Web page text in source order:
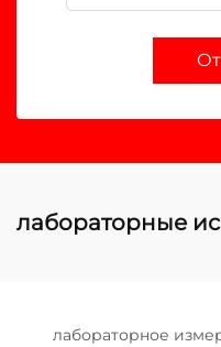
лабораторные
лабораторное